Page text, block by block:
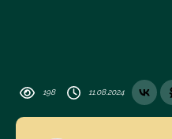
198 11.08.2024